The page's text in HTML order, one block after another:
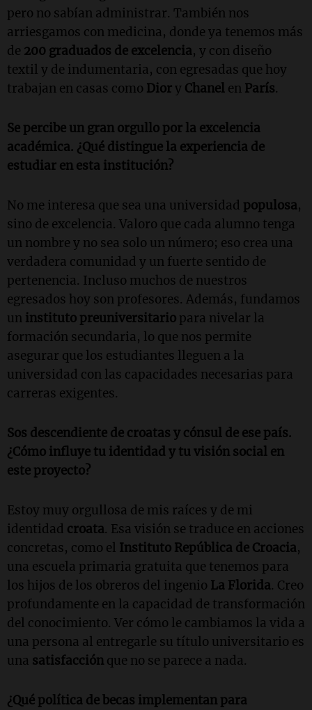
pero no sabían administrar. También nos
arriesgamos con medicina, donde ya tenemos más
de 200 graduados de excelencia, y con diseño
textil y de indumentaria, con egresadas que hoy
trabajan en casas como Diory Chanel en París.
Se percibe un gran orgullo por la excelencia
académica. ¿Qué distingue la experiencia de
estudiar en esta institución?
No me interesa que sea una universidad populosa,
sino de excelencia. Valoro que cada alumno tenga
un nombre y no sea solo un número; eso crea una
verdadera comunidad y un fuerte sentido de
pertenencia. Incluso muchos de nuestros
egresados hoy son profesores. Además, fundamos
un instituto preuniversitario para nivelar la
formación secundaria, lo que nos permite
asegurar que los estudiantes lleguen a la
universidad con las capacidades necesarias para
carreras exigentes.
Sos descendiente de croatas y cónsul de ese país.
¿Cómo influye tu identidad y tu visión social en
este proyecto?
Estoy muy orgullosa de mis raíces y de mi
identidad croata. Esa visión se traduce en acciones
concretas, como el Instituto República de Croacia,
una escuela primaria gratuita que tenemos para
los hijos de los obreros del ingenio La Florida. Creo
profundamente en la capacidad de transformación
del conocimiento. Ver cómo le cambiamos la vida a
una persona al entregarle su título universitario es
una satisfacción que no se parece a nada.
¿Qué política de becas implementan para